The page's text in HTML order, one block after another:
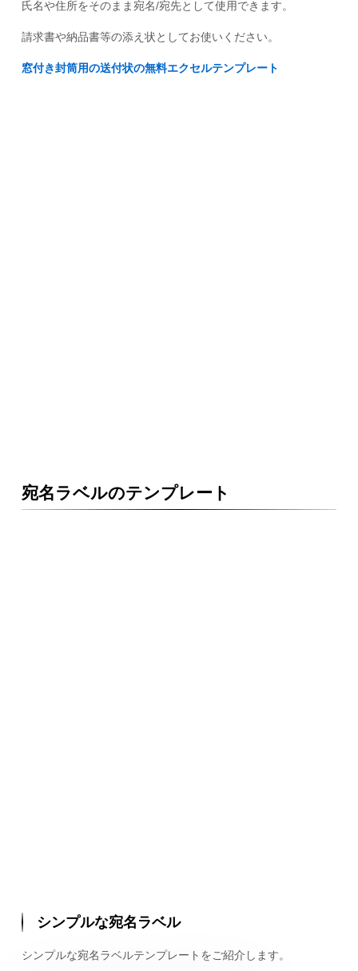
氏名や住所をそのまま宛名/宛先として使用できます。
請求書や納品書等の添え状としてお使いください。
窓付き封筒用の送付状の無料エクセルテンプレート
宛名ラベルのテンプレート
シンプルな宛名ラベル
シンプルな宛名ラベルテンプレートをご紹介します。